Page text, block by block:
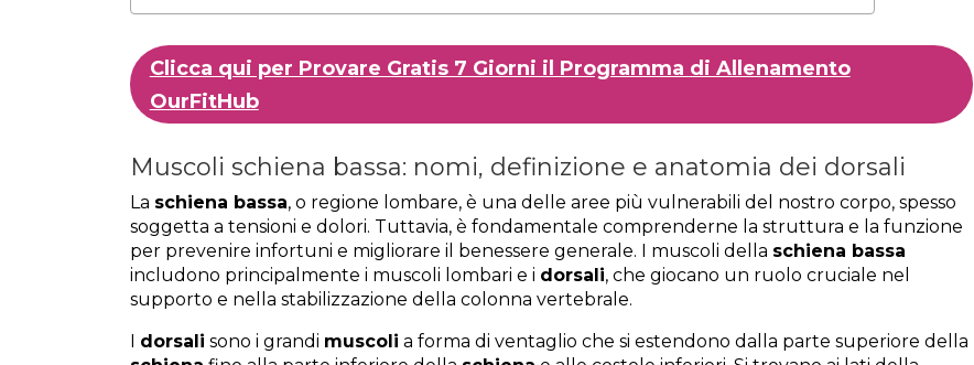
Clicca qui per Provare Gratis 7 Giorni il Programma di Allenamento
OurFitHub
Muscoli schiena bassa: nomi, definizione e anatomia dei dorsali
La schiena bassa, o regione lombare, è una delle aree più vulnerabili del nostro corpo, spesso
soggetta a tensioni e dolori. Tuttavia, è fondamentale comprenderne la struttura e la funzione
per prevenire infortuni e migliorare il benessere generale. I muscoli della schiena bassa
includono principalmente i muscoli lombari e i dorsali, che giocano un ruolo cruciale nel
supporto e nella stabilizzazione della colonna vertebrale.
I dorsali sono i grandi muscoli a forma di ventaglio che si estendono dalla parte superiore della